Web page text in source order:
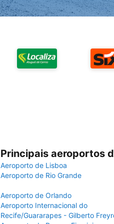
Principais aeroportos
Aeroporto de Lisboa
Aeroporto de Rio Grande
Aeroporto de Orlando
Aeroporto Internacional do
Recife/Guararapes - Gilberto